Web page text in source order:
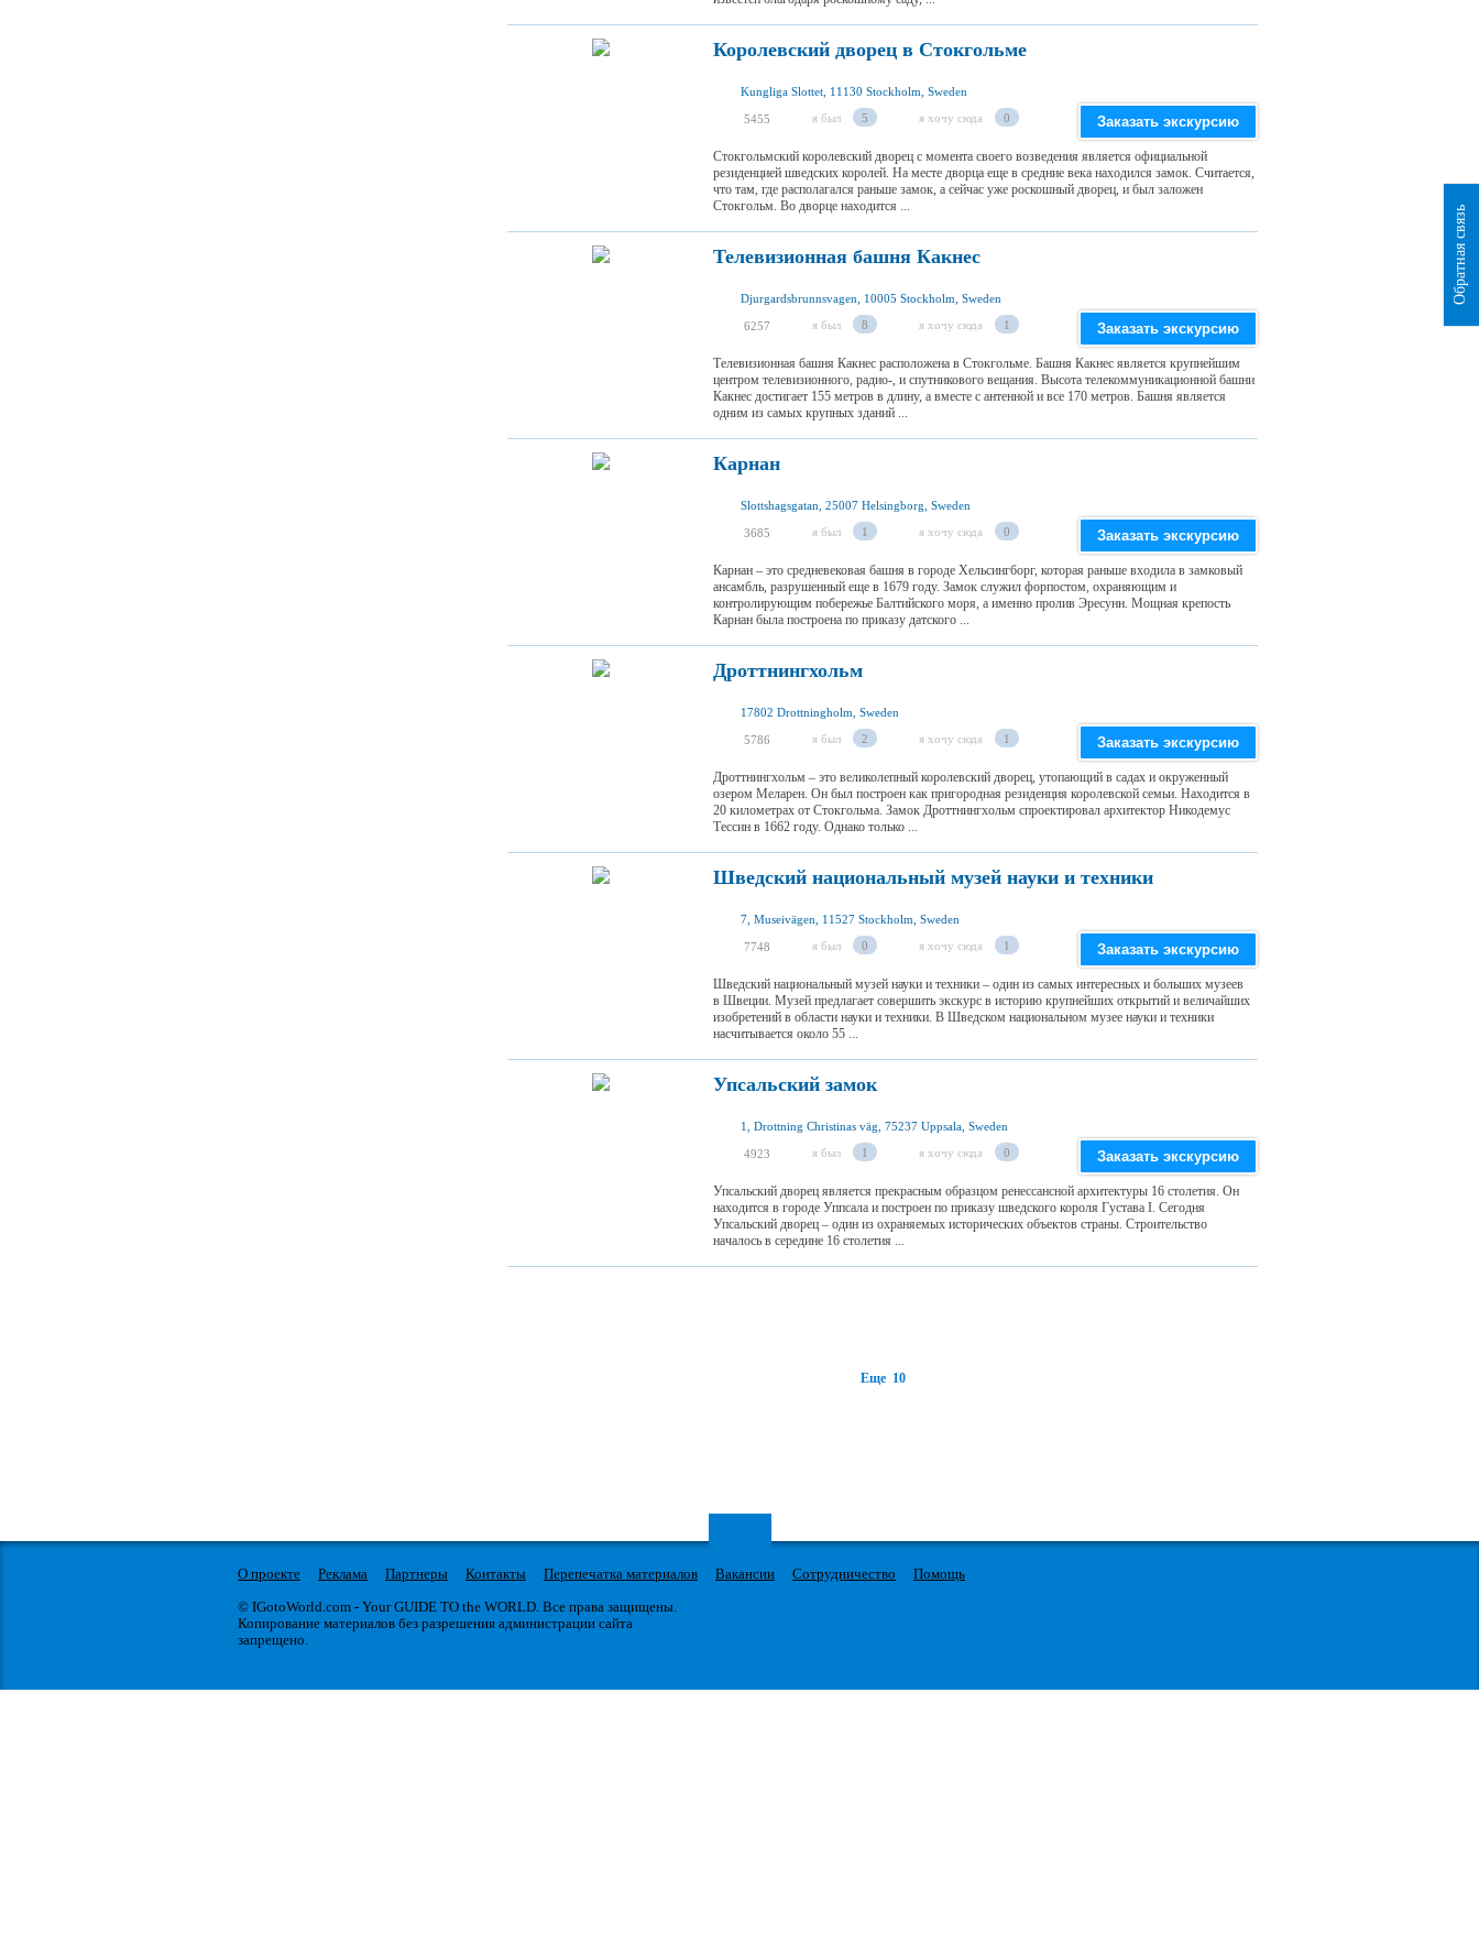
Королевский дворец в Стокгольме
Kungliga Slottet, 11130 Stockholm, Sweden
5455 я был 5 я хочу сюда 0 Заказать экскурсию
Стокгольмский королевский дворец с момента своего возведения является официальной
резиденцией шведских королей. На месте дворца еще в средние века находился замок. Считается,
что там, где располагался раньше замок, а сейчас уже роскошный дворец, и был заложен
Стокгольм. Во дворце находится ...
Телевизионная башня Какнес
Djurgardsbrunnsvagen, 10005 Stockholm, Sweden
6257 я был 8 я хочу сюда 1 Заказать экскурсию
Телевизионная башня Какнес расположена в Стокгольме. Башня Какнес является крупнейшим
центром телевизионного, радио-, и спутникового вещания. Высота телекоммуникационной башни
Какнес достигает 155 метров в длину, а вместе с антенной и все 170 метров. Башня является
одним из самых крупных зданий ...
Карнан
Slottshagsgatan, 25007 Helsingborg, Sweden
3685 я был 1 я хочу сюда 0 Заказать экскурсию
Карнан – это средневековая башня в городе Хельсингборг, которая раньше входила в замковый
ансамбль, разрушенный еще в 1679 году. Замок служил форпостом, охраняющим и
контролирующим побережье Балтийского моря, а именно пролив Эресунн. Мощная крепость
Карнан была построена по приказу датского ...
Дроттнингхольм
17802 Drottningholm, Sweden
5786 я был 2 я хочу сюда 1 Заказать экскурсию
Дроттнингхольм – это великолепный королевский дворец, утопающий в садах и окруженный
озером Меларен. Он был построен как пригородная резиденция королевской семьи. Находится в
20 километрах от Стокгольма. Замок Дроттнингхольм спроектировал архитектор Никодемус
Тессин в 1662 году. Однако только ...
Шведский национальный музей науки и техники
7, Museivägen, 11527 Stockholm, Sweden
7748 я был 0 я хочу сюда 1 Заказать экскурсию
Шведский национальный музей науки и техники – один из самых интересных и больших музеев
в Швеции. Музей предлагает совершить экскурс в историю крупнейших открытий и величайших
изобретений в области науки и техники. В Шведском национальном музее науки и техники
насчитывается около 55 ...
Упсальский замок
1, Drottning Christinas väg, 75237 Uppsala, Sweden
4923 я был 1 я хочу сюда 0 Заказать экскурсию
Упсальский дворец является прекрасным образцом ренессансной архитектуры 16 столетия. Он
находится в городе Уппсала и построен по приказу шведского короля Густава I. Сегодня
Упсальский дворец – один из охраняемых исторических объектов страны. Строительство
началось в середине 16 столетия ...
Еще 10
О проекте Реклама Партнеры Контакты Перепечатка материалов Вакансии Сотрудничество
Помощь
© IGotoWorld.com - Your GUIDE TO the WORLD. Все права защищены.
Копирование материалов без разрешения администрации сайта
запрещено.
Обратная связь